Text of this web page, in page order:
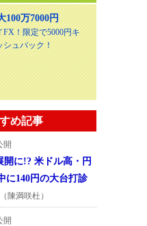
100万7000円
FX！限定で5000円キ
シュバック！
め記事
開
開に!? 米ドル高・円
に140円の大台打診
（陳満咲杜）
開